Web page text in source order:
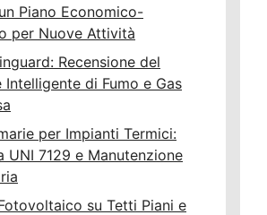
Piano Economico-
per Nuove Attività
Recensione del
Intelligente di Fumo e Gas
per Impianti Termici:
UNI 7129 e Manutenzione
su Tetti Piani e